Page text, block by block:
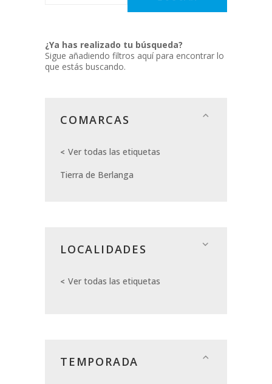
¿Ya has realizado tu búsqueda?
Sigue añadiendo filtros aquí para encontrar lo
que estás buscando.
COMARCAS
Ver todas las etiquetas
Tierra de Berlanga
LOCALIDADES
Ver todas las etiquetas
TEMPORADA